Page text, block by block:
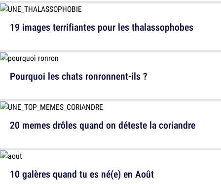
19 images terrifiantes pour les thalassophobes
20 memes drôles quand on déteste la coriandre
Pourquoi les chats ronronnent-ils ?
10 galères quand tu es né(e) en Août